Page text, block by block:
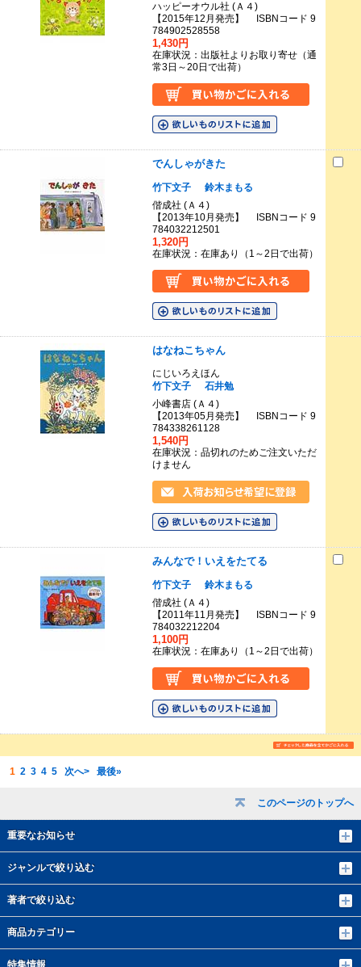
このページのトップへ
重要なお知らせ
ジャンルで絞り込む
著者で絞り込む
商品カテゴリー
特集情報
ハッピーオウル社 (Ａ４)
【2015年12月発売】 ISBNコード 9
784902528558
1,430円
在庫状況：出版社よりお取り寄せ（通
常3日～20日で出荷）
でんしゃがきた
竹下文子
鈴木まもる
偕成社 (Ａ４)
【2013年10月発売】 ISBNコード 9
784032212501
1,320円
在庫状況：在庫あり（1～2日で出荷）
はなねこちゃん
にじいろえほん
竹下文子
石井勉
小峰書店 (Ａ４)
【2013年05月発売】 ISBNコード 9
784338261128
1,540円
在庫状況：品切れのためご注文いただ
けません
みんなで！いえをたてる
竹下文子
鈴木まもる
偕成社 (Ａ４)
【2011年11月発売】 ISBNコード 9
784032212204
1,100円
在庫状況：在庫あり（1～2日で出荷）
1 2 3 4 5 次へ> 最後»